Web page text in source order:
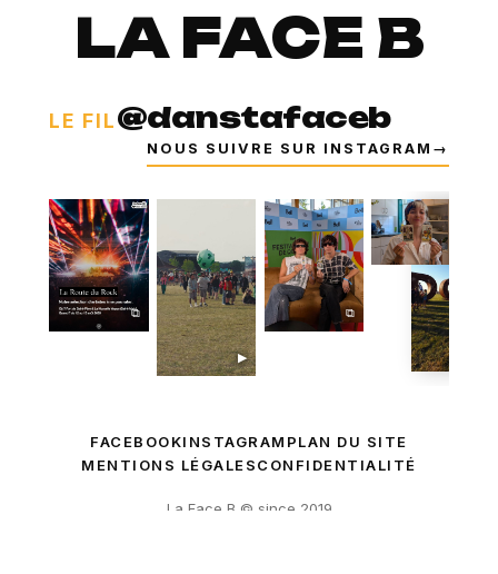
LA FACE B
LE FIL@danstafaceb
NOUS SUIVRE SUR INSTAGRAM →
⧉
▶
⧉
FACEBOOKINSTAGRAM PLAN DU SITE
MENTIONS LÉGALESCONFIDENTIALITÉ
La Face B © since 2019